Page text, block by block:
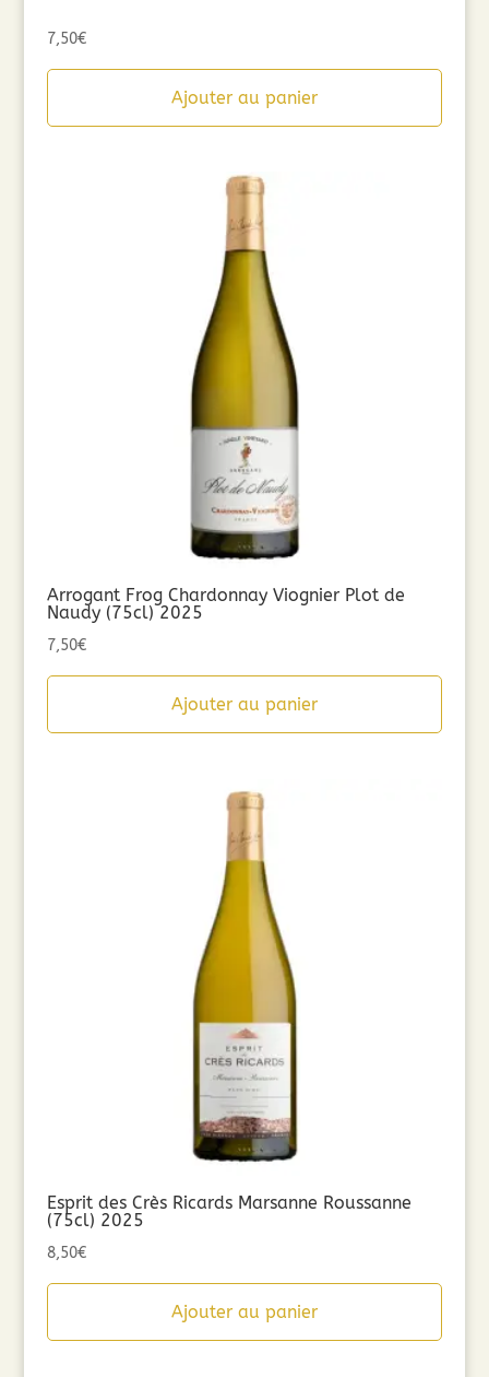
7,50€
Ajouter au panier
Arrogant Frog Chardonnay Viognier Plot de
Naudy (75cl) 2025
7,50€
Ajouter au panier
Esprit des Crès Ricards Marsanne Roussanne
(75cl) 2025
8,50€
Ajouter au panier